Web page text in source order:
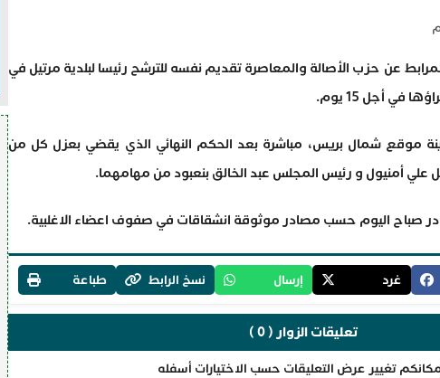
عن حزب الأصالة والمعاصرة تقديم نفسه للترشح رئيسا لبلدية مرتيل في
في أجل 15 يوم.
موقع شمال بريس، مباشرة بعد الحكم النهائي الذي يقضي بعزل كل من
علي أمنيول و رئيس المجلس عبد الخالق بنعبود من مهامهما.
صباح اليوم حسب مصادر موثوقة انشقاقات في صفوف اعضاء الاغلبية.
غرد إرسال نسخ الرابط طباعة
تعليقات الزوار ( 0 )
تغيير عرض التعليقات حسب الاختيارات أسفله